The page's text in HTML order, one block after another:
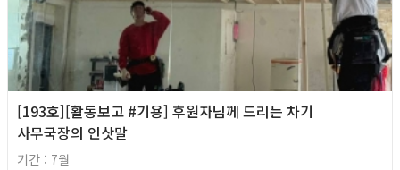
[193호][활동보고 #기용] 후원자님께 드리는 차기
사무국장의 인삿말
기간 : 7월